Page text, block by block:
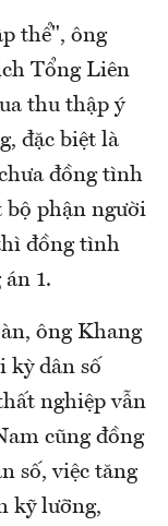
thể", ông
Tổng Liên
thu thập ý
đặc biệt là
đồng tình
phận người
đồng tình
1.
ông Khang
kỳ dân số
nghiệp vẫn
cũng đồng
số, việc tăng
kỹ lưỡng,